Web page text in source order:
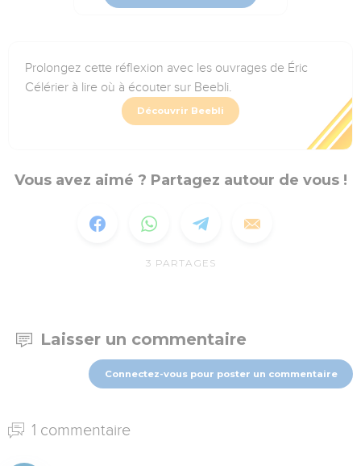
Prolongez cette réflexion avec les ouvrages de Éric
Célérier à lire où à écouter sur Beebli.
Découvrir Beebli
Vous avez aimé ? Partagez autour de vous !
3 PARTAGES
Laisser un commentaire
Connectez-vous pour poster un commentaire
1 commentaire